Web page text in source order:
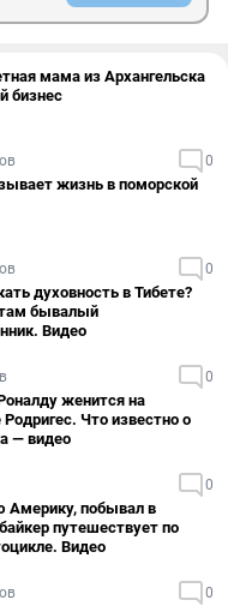
мама из Архангельска
бизнес
0
жизнь в поморской
0
духовность в Тибете?
бывалый
Видео
0
женится на
Что известно о
— видео
0
Америку, побывал в
путешествует по
Видео
0